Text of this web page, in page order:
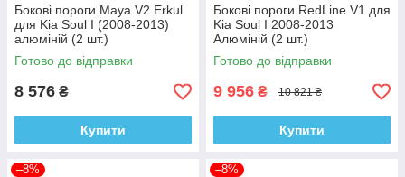
Бокові пороги Maya V2 Erkul
для Kia Soul I (2008-2013)
алюміній (2 шт.)
Готово до відправки
8 576 ₴
Купити
Бокові пороги RedLine V1 для
Kia Soul I 2008-2013
Алюміній (2 шт.)
Готово до відправки
9 956 ₴ 10 821 ₴
Купити
–8% –8%